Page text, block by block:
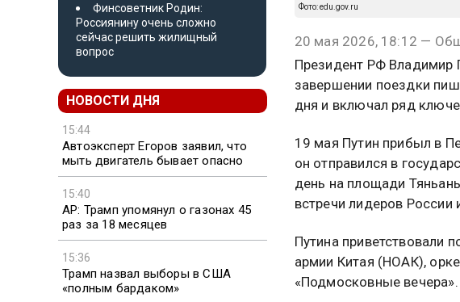
Финсоветник Родин:
Россиянину очень сложно
сейчас решить жилищный
вопрос
НОВОСТИ ДНЯ
15:44
Автоэксперт Егоров заявил, что
мыть двигатель бывает опасно
15:40
AP: Трамп упомянул о газонах 45
раз за 18 месяцев
15:36
Трамп назвал выборы в США
«полным бардаком»
Фото: edu.gov.ru
20 мая 2026, 18:12 —
Президент РФ Владимир
завершении поездки
дня и включал ряд
19 мая Путин прибыл в
он отправился в
день на площади
встречи лидеров России
Путина приветствовали
армии Китая (НОАК),
«Подмосковные вечера».